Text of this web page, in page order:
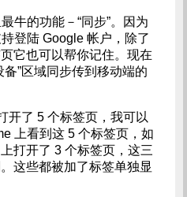
牛的功能－“同步”。因为
登陆 Google 帐户，除了
它也可以帮你记住。现在
”区域同步传到移动端的
开了 5 个标签页，我可以
上看到这 5 个标签页，如
打开了 3 个标签页，这三
这些都被加了标签单独显